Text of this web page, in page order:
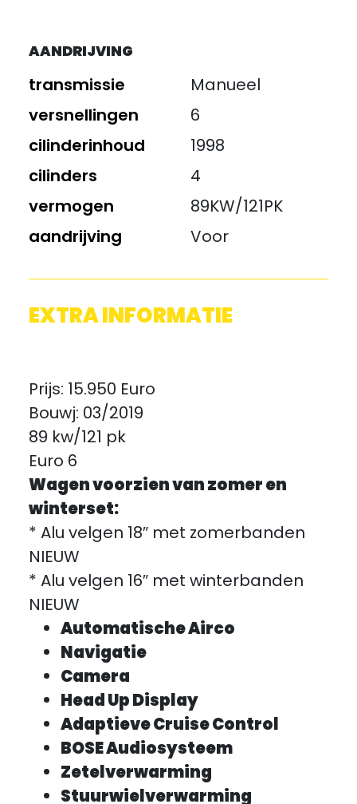
AANDRIJVING
transmissie
Manueel
versnellingen
6
cilinderinhoud
1998
cilinders
4
vermogen
89KW/121PK
aandrijving
Voor
EXTRA INFORMATIE
Prijs: 15.950 Euro
Bouwj: 03/2019
89 kw/121 pk
Euro 6
Wagen voorzien van zomer en
winterset:
* Alu velgen 18″ met zomerbanden
NIEUW
* Alu velgen 16″ met winterbanden
NIEUW
Automatische Airco
Navigatie
Camera
Head Up Display
Adaptieve Cruise Control
BOSE Audiosysteem
Zetelverwarming
Stuurwielverwarming